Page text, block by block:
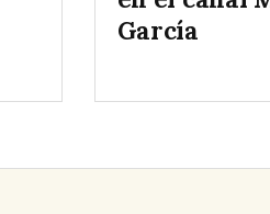
García